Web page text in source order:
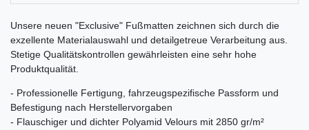
Unsere neuen "Exclusive" Fußmatten zeichnen sich durch die
exzellente Materialauswahl und detailgetreue Verarbeitung aus.
Stetige Qualitätskontrollen gewährleisten eine sehr hohe
Produktqualität.
- Professionelle Fertigung, fahrzeugspezifische Passform und
Befestigung nach Herstellervorgaben
- Flauschiger und dichter Polyamid Velours mit 2850 gr/m²